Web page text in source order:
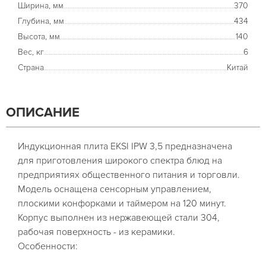
Ширина, мм
370
Глубина, мм
434
Высота, мм
140
Вес, кг
6
Страна
Китай
ОПИСАНИЕ
Индукционная плита EKSI IPW 3,5 предназначена
для приготовления широкого спектра блюд на
предприятиях общественного питания и торговли.
Модель оснащена сенсорным управлением,
плоскими конфорками и таймером на 120 минут.
Корпус выполнен из нержавеющей стали 304,
рабочая поверхность - из керамики.
Особенности: